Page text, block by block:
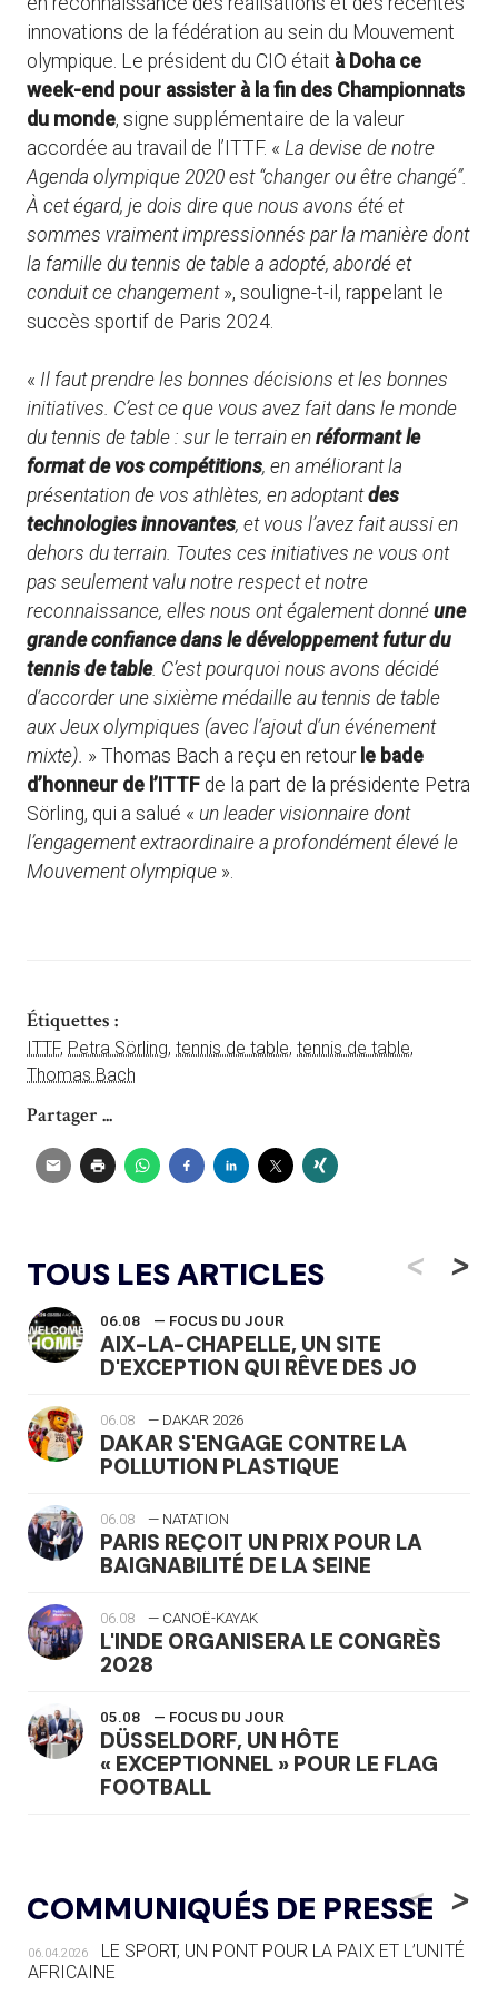
innovations de la fédération au sein du Mouvement
olympique. Le président du CIO était à Doha ce
week-end pour assister à la fin des Championnats
du monde, signe supplémentaire de la valeur
accordée au travail de l’ITTF. « La devise de notre
Agenda olympique 2020 est “changer ou être changé”.
À cet égard, je dois dire que nous avons été et
sommes vraiment impressionnés par la manière dont
la famille du tennis de table a adopté, abordé et
conduit ce changement», souligne-t-il, rappelant le
succès sportif de Paris 2024.
« Il faut prendre les bonnes décisions et les bonnes
initiatives. C’est ce que vous avez fait dans le monde
du tennis de table : sur le terrain en réformant le
format de vos compétitions, en améliorant la
présentation de vos athlètes, en adoptantdes
technologies innovantes, et vous l’avez fait aussi en
dehors du terrain. Toutes ces initiatives ne vous ont
pas seulement valu notre respect et notre
reconnaissance, elles nous ont également donné une
grande confiance dans le développement futur du
tennis de table. C’est pourquoi nous avons décidé
d’accorder une sixième médaille au tennis de table
aux Jeux olympiques (avec l’ajout d’un événement
mixte). » Thomas Bach a reçu en retour le bade
d’honneur de l’ITTF de la part de la présidente Petra
Sörling, qui a salué « un leader visionnaire dont
l’engagement extraordinaire a profondément élevé le
Mouvement olympique ».
Étiquettes :
ITTF, Petra Sörling, tennis de table, tennis de table,
Thomas Bach
Partager ...
TOUS LES ARTICLES <
06.08 — FOCUS DU JOUR
AIX-LA-CHAPELLE, UN SITE
D'EXCEPTION QUI RÊVE DES JO
06.08 — DAKAR 2026
DAKAR S'ENGAGE CONTRE LA
POLLUTION PLASTIQUE
06.08 — NATATION
PARIS REÇOIT UN PRIX POUR LA
BAIGNABILITÉ DE LA SEINE
06.08 — CANOË-KAYAK
L'INDE ORGANISERA LE CONGRÈS
2028
05.08 — FOCUS DU JOUR
DÜSSELDORF, UN HÔTE
« EXCEPTIONNEL » POUR LE FLAG
FOOTBALL
LE RÊVE DE VOIR LA LUGE ALPINE
AUX JO « N'EST PAS FINI »
05.08 — TIR À L'ARC
DES MONDIAUX À BRISBANE SUR LA
>
COMMUNIQUÉS DE PRESSE
<
06.04.2026
LE SPORT, UN PONT POUR LA PAIX ET L’UNITÉ
AFRICAINE
>